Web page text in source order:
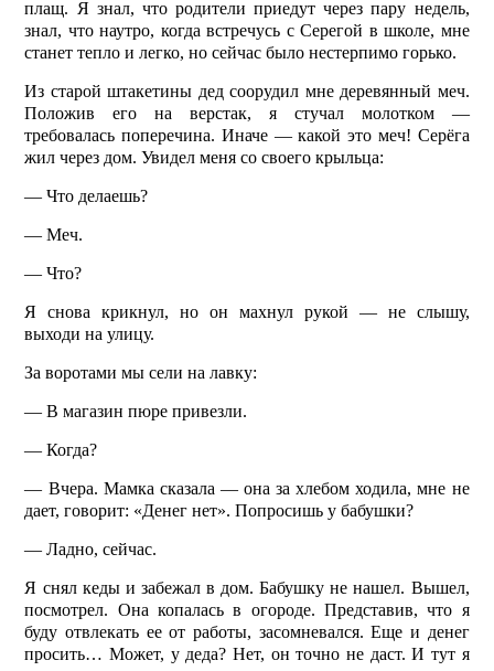
плащ. Я знал, что родители приедут через пару недель,
знал, что наутро, когда встречусь с Серегой в школе, мне
станет тепло и легко, но сейчас было нестерпимо горько.
Из старой штакетины дед соорудил мне деревянный меч.
Положив его на верстак, я стучал молотком —
требовалась поперечина. Иначе — какой это меч! Серёга
жил через дом. Увидел меня со своего крыльца:
— Что делаешь?
— Меч.
— Что?
Я снова крикнул, но он махнул рукой — не слышу,
выходи на улицу.
За воротами мы сели на лавку:
— В магазин пюре привезли.
— Когда?
— Вчера. Мамка сказала — она за хлебом ходила, мне не
дает, говорит: «Денег нет». Попросишь у бабушки?
— Ладно, сейчас.
Я снял кеды и забежал в дом. Бабушку не нашел. Вышел,
посмотрел. Она копалась в огороде. Представив, что я
буду отвлекать ее от работы, засомневался. Еще и денег
просить… Может, у деда? Нет, он точно не даст. И тут я